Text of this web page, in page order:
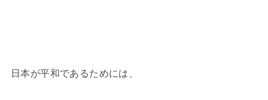
日本が平和であるためには、